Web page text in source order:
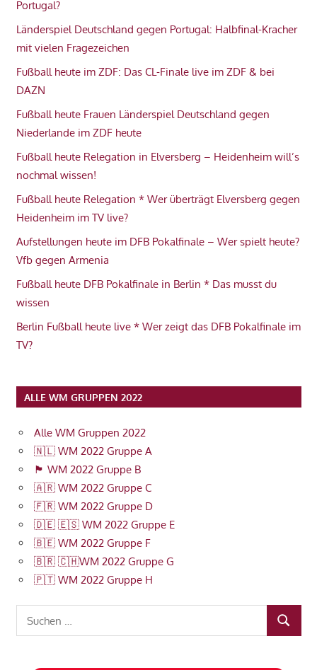
Portugal?
Länderspiel Deutschland gegen Portugal: Halbfinal-Kracher
mit vielen Fragezeichen
Fußball heute im ZDF: Das CL-Finale live im ZDF & bei
DAZN
Fußball heute Frauen Länderspiel Deutschland gegen
Niederlande im ZDF heute
Fußball heute Relegation in Elversberg – Heidenheim will’s
nochmal wissen!
Fußball heute Relegation * Wer überträgt Elversberg gegen
Heidenheim im TV live?
Aufstellungen heute im DFB Pokalfinale – Wer spielt heute?
Vfb gegen Armenia
Fußball heute DFB Pokalfinale in Berlin * Das musst du
wissen
Berlin Fußball heute live * Wer zeigt das DFB Pokalfinale im
TV?
ALLE WM GRUPPEN 2022
Alle WM Gruppen 2022
🇳🇱 WM 2022 Gruppe A
🏴󠁧󠁢󠁥󠁮󠁧󠁿 WM 2022 Gruppe B
🇦🇷 WM 2022 Gruppe C
🇫🇷 WM 2022 Gruppe D
🇩🇪 🇪🇸 WM 2022 Gruppe E
🇧🇪 WM 2022 Gruppe F
🇧🇷 🇨🇭WM 2022 Gruppe G
🇵🇹 WM 2022 Gruppe H
SUCHEN